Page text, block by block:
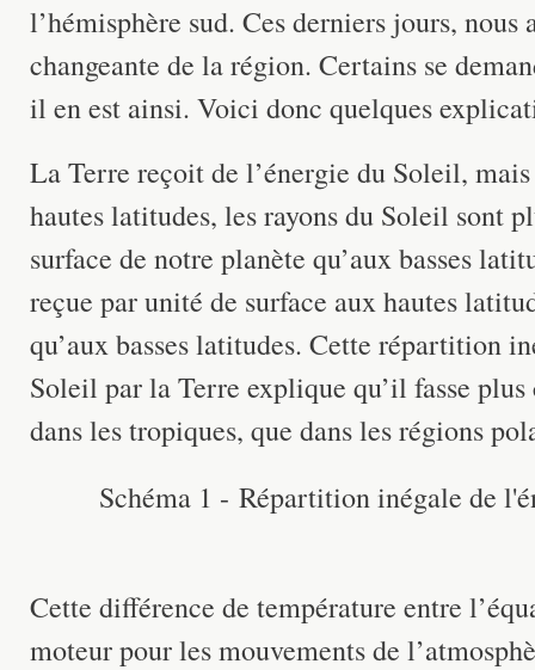
l’hémisphère sud. Ces derniers jours, nous
changeante de la région. Certains se
il en est ainsi. Voici donc quelques
La Terre reçoit de l’énergie du Soleil,
hautes latitudes, les rayons du Soleil sont
surface de notre planète qu’aux basses
reçue par unité de surface aux hautes
qu’aux basses latitudes. Cette répartition
Soleil par la Terre explique qu’il fasse plus
dans les tropiques, que dans les régions
Schéma 1 - Répartition inégale de
Cette différence de température entre
moteur pour les mouvements de